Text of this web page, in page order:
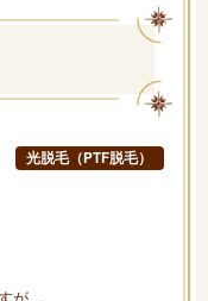
光脱毛（PTF脱毛）